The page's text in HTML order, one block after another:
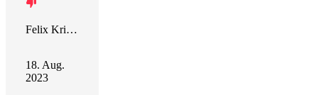
Felix Kriechbaum
18. Aug.
2023